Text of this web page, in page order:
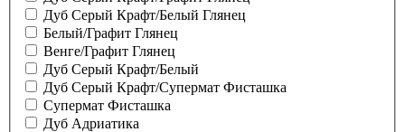
Дуб Серый Крафт/Белый Глянец
Белый/Графит Глянец
Венге/Графит Глянец
Дуб Серый Крафт/Белый
Дуб Серый Крафт/Супермат Фисташка
Супермат Фисташка
Дуб Адриатика